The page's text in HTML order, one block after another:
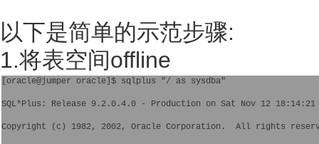
以下是简单的示范步骤:
1.将表空间offline
[oracle@jumper oracle]$ sqlplus "/ as sysdba"
SQL*Plus: Release 9.2.0.4.0 - Production on Sat Nov 12 18:14:21
Copyright (c) 1982, 2002, Oracle Corporation.  All rights